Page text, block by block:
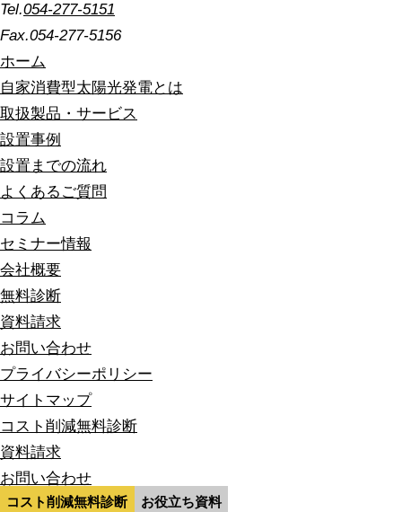
コスト削減無料診断 お役立ち資料
Tel.054-277-5151
Fax.054-277-5156
ホーム
自家消費型太陽光発電とは
取扱製品・サービス
設置事例
設置までの流れ
よくあるご質問
コラム
セミナー情報
会社概要
無料診断
資料請求
お問い合わせ
プライバシーポリシー
サイトマップ
コスト削減無料診断
資料請求
お問い合わせ
© 2020- SMART BLUE Co.,LTD. All Rights Reserved.